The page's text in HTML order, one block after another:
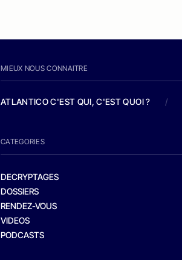
MIEUX NOUS CONNAITRE
ATLANTICO C'EST QUI, C'EST QUOI ? /
CATEGORIES
DECRYPTAGES
DOSSIERS
RENDEZ-VOUS
VIDEOS
PODCASTS